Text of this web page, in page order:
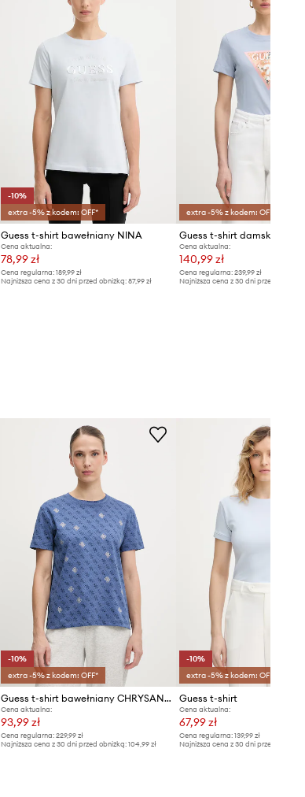
-10%
extra -5% z kodem: OFF*
Guess t-shirt bawełniany NINA
Cena aktualna:
78,99 zł
Cena regularna:189,99 zł
Najniższa cena z 30 dni przed obniżką:87,99 zł
extra -5% z kodem: OFF*
Guess t-shirt damski
Cena aktualna:
140,99 zł
Cena regularna: 239,99 zł
Najniższa cena z 30 dni przed obniżką:
-10%
extra -5% z kodem: OFF*
Guess t-shirt bawełniany CHRYSANTA
Cena aktualna:
93,99 zł
Cena regularna:229,99 zł
Najniższa cena z 30 dni przed obniżką:104,99 zł
-10%
extra -5% z kodem: OFF*
Guess t-shirt
Cena aktualna:
67,99 zł
Cena regularna: 139,99 zł
Najniższa cena z 30 dni przed obniżką: